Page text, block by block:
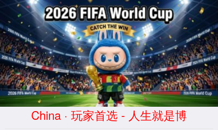
168直播(CHN)体育赛事免费观看-
Official Platform
页面错误！请稍后再试～
XML 地图